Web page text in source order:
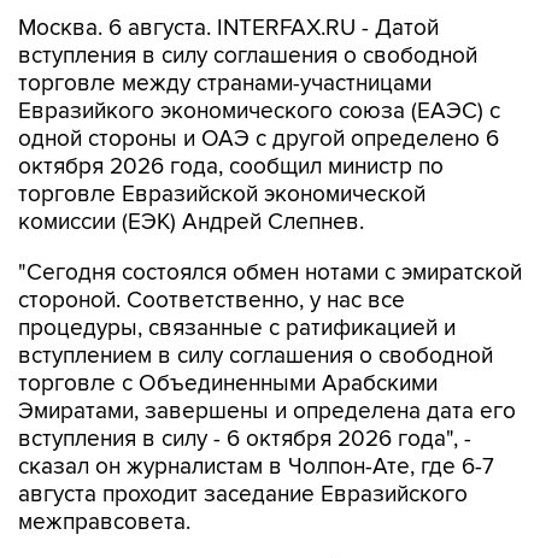
Москва. 6 августа. INTERFAX.RU - Датой
вступления в силу соглашения о свободной
торговле между странами-участницами
Евразийкого экономического союза (ЕАЭС) с
одной стороны и ОАЭ с другой определено 6
октября 2026 года, сообщил министр по
торговле Евразийской экономической
комиссии (ЕЭК) Андрей Слепнев.
"Сегодня состоялся обмен нотами с эмиратской
стороной. Соответственно, у нас все
процедуры, связанные с ратификацией и
вступлением в силу соглашения о свободной
торговле с Объединенными Арабскими
Эмиратами, завершены и определена дата его
вступления в силу - 6 октября 2026 года", -
сказал он журналистам в Чолпон-Ате, где 6-7
августа проходит заседание Евразийского
межправсовета.